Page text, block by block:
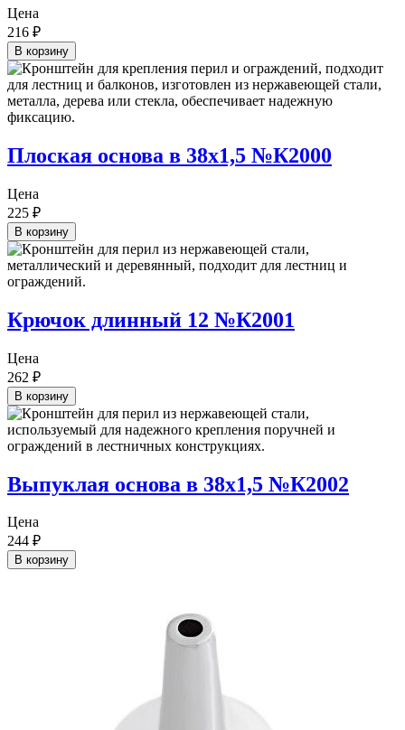
Цена
216 ₽
В корзину
Плоская основа в 38х1,5 №К2000
Цена
225 ₽
В корзину
Крючок длинный 12 №К2001
Цена
262 ₽
В корзину
Выпуклая основа в 38х1,5 №К2002
Цена
244 ₽
В корзину